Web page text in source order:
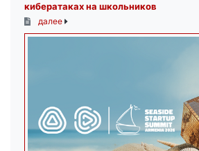
кибератаках на школьников
далее